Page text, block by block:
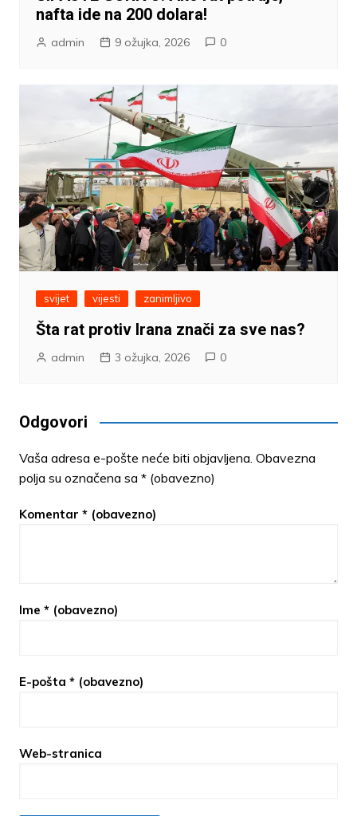
nafta ide na 200 dolara!
admin 9 ožujka, 2026 0
svijet vijesti zanimljivo
Šta rat protiv Irana znači za sve nas?
admin 3 ožujka, 2026 0
Odgovori
Vaša adresa e-pošte neće biti objavljena. Obavezna
polja su označena sa * (obavezno)
Komentar * (obavezno)
Ime * (obavezno)
E-pošta * (obavezno)
Web-stranica